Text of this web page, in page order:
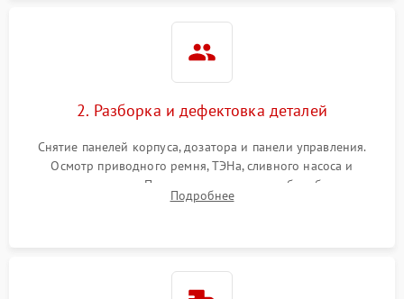
2. Разборка и дефектовка деталей
Снятие панелей корпуса, дозатора и панели управления.
Осмотр приводного ремня, ТЭНа, сливного насоса и
амортизаторов. Проверка подшипников барабана и
крестовины на износ, а манжеты люка на разрывы.
Подробнее